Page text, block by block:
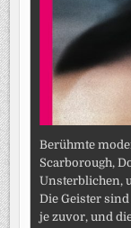
Berühmte
Scarborough,
Unsterblichen,
Die Geister
je zuvor, und